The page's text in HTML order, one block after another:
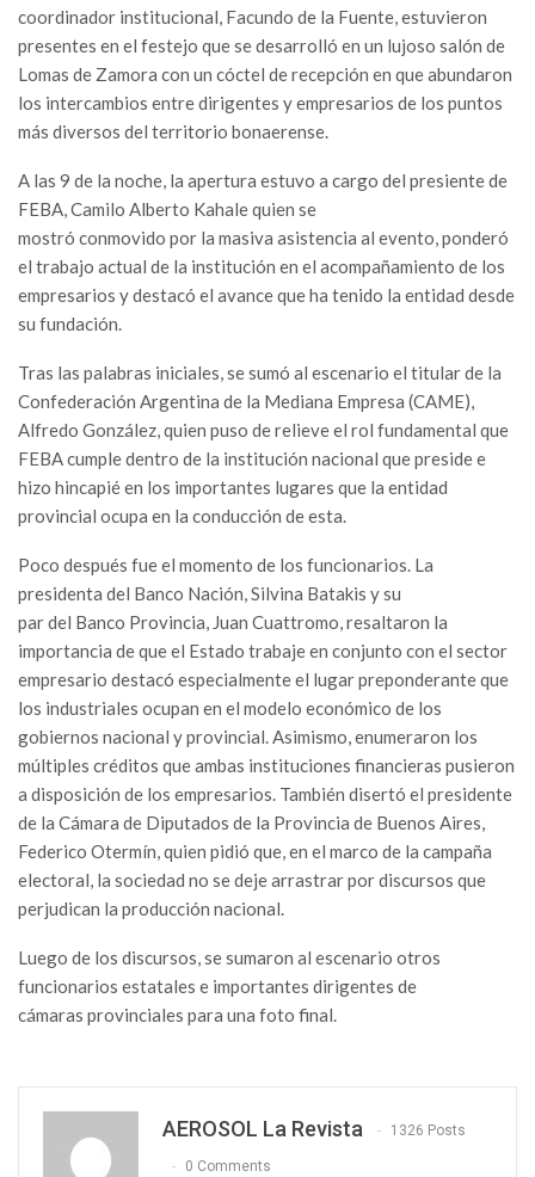
coordinador institucional, Facundo de la Fuente, estuvieron
presentes en el festejo que se desarrolló en un lujoso salón de
Lomas de Zamora con un cóctel de recepción en que abundaron
los intercambios entre dirigentes y empresarios de los puntos
más diversos del territorio bonaerense.
A las 9 de la noche, la apertura estuvo a cargo del presiente de
FEBA, Camilo Alberto Kahale quien se
mostró conmovido por la masiva asistencia al evento, ponderó
el trabajo actual de la institución en el acompañamiento de los
empresarios y destacó el avance que ha tenido la entidad desde
su fundación.
Tras las palabras iniciales, se sumó al escenario el titular de la
Confederación Argentina de la Mediana Empresa (CAME),
Alfredo González, quien puso de relieve el rol fundamental que
FEBA cumple dentro de la institución nacional que preside e
hizo hincapié en los importantes lugares que la entidad
provincial ocupa en la conducción de esta.
Poco después fue el momento de los funcionarios. La
presidenta del Banco Nación, Silvina Batakis y su
par del Banco Provincia, Juan Cuattromo, resaltaron la
importancia de que el Estado trabaje en conjunto con el sector
empresario destacó especialmente el lugar preponderante que
los industriales ocupan en el modelo económico de los
gobiernos nacional y provincial. Asimismo, enumeraron los
múltiples créditos que ambas instituciones financieras pusieron
a disposición de los empresarios. También disertó el presidente
de la Cámara de Diputados de la Provincia de Buenos Aires,
Federico Otermín, quien pidió que, en el marco de la campaña
electoral, la sociedad no se deje arrastrar por discursos que
perjudican la producción nacional.
Luego de los discursos, se sumaron al escenario otros
funcionarios estatales e importantes dirigentes de
cámaras provinciales para una foto final.
AEROSOL La Revista 1326 Posts
0 Comments